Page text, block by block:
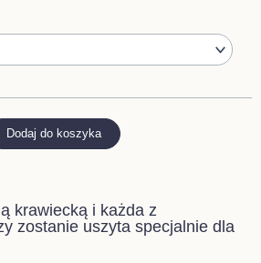
Dodaj do koszyka
krawiecką i każda z
zostanie uszyta specjalnie dla